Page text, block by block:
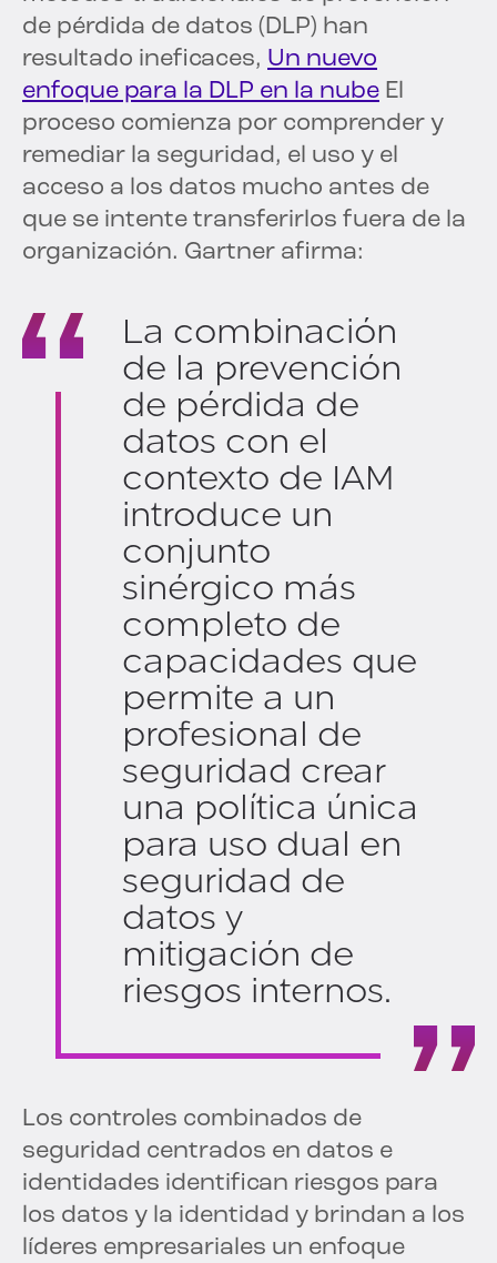
de pérdida de datos (DLP) han
resultado ineficaces, Un nuevo
enfoque para la DLP en la nube El
proceso comienza por comprender y
remediar la seguridad, el uso y el
acceso a los datos mucho antes de
que se intente transferirlos fuera de la
organización. Gartner afirma:
La combinación
de la prevención
de pérdida de
datos con el
contexto de IAM
introduce un
conjunto
sinérgico más
completo de
capacidades que
permite a un
profesional de
seguridad crear
una política única
para uso dual en
seguridad de
datos y
mitigación de
riesgos internos.
Los controles combinados de
seguridad centrados en datos e
identidades identifican riesgos para
los datos y la identidad y brindan a los
líderes empresariales un enfoque